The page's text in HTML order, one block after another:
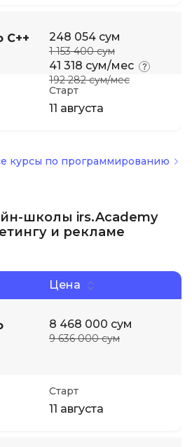
C++ 248 054 сум
1 153 400 сум
41 318 сум/мес
192 282 сум/мес
Старт
11 августа
курсы по программированию
школы irs.Academy
и рекламе
Цена
8 468 000 сум
9 636 000 сум
Старт
11 августа